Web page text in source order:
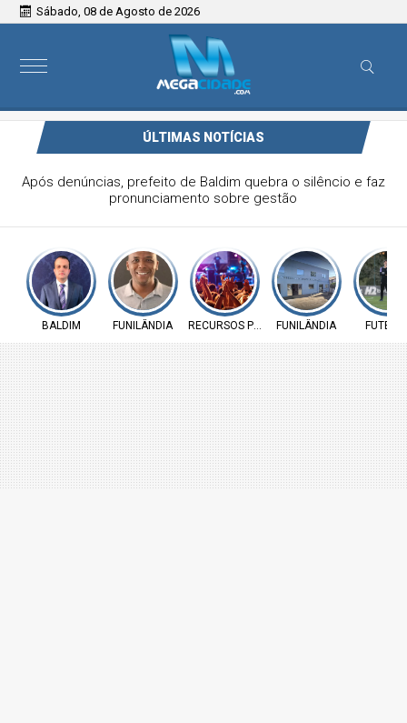
Sábado, 08 de Agosto de 2026
ÚLTIMAS NOTÍCIAS
Vereador Elói Mendes critica falta de investimentos na
Saúde de Funilândia e cobra ação da Prefeitura
BALDIM FUNILÂNDIA RECURSOS PÚBLICOSFUNILÂNDIA